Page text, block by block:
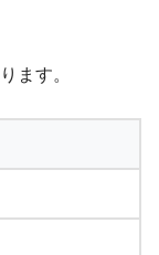
ます。